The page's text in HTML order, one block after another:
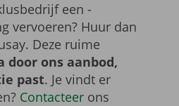
een -
vervoeren? Huur dan
Deze ruime
door ons aanbod,
past. Je vindt er
Contacteerons